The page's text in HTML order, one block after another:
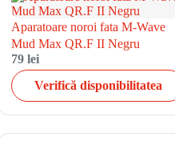
Aparatoare noroi fata M-Wave
Mud Max QR.F II Negru
79 lei
Verifică disponibilitatea